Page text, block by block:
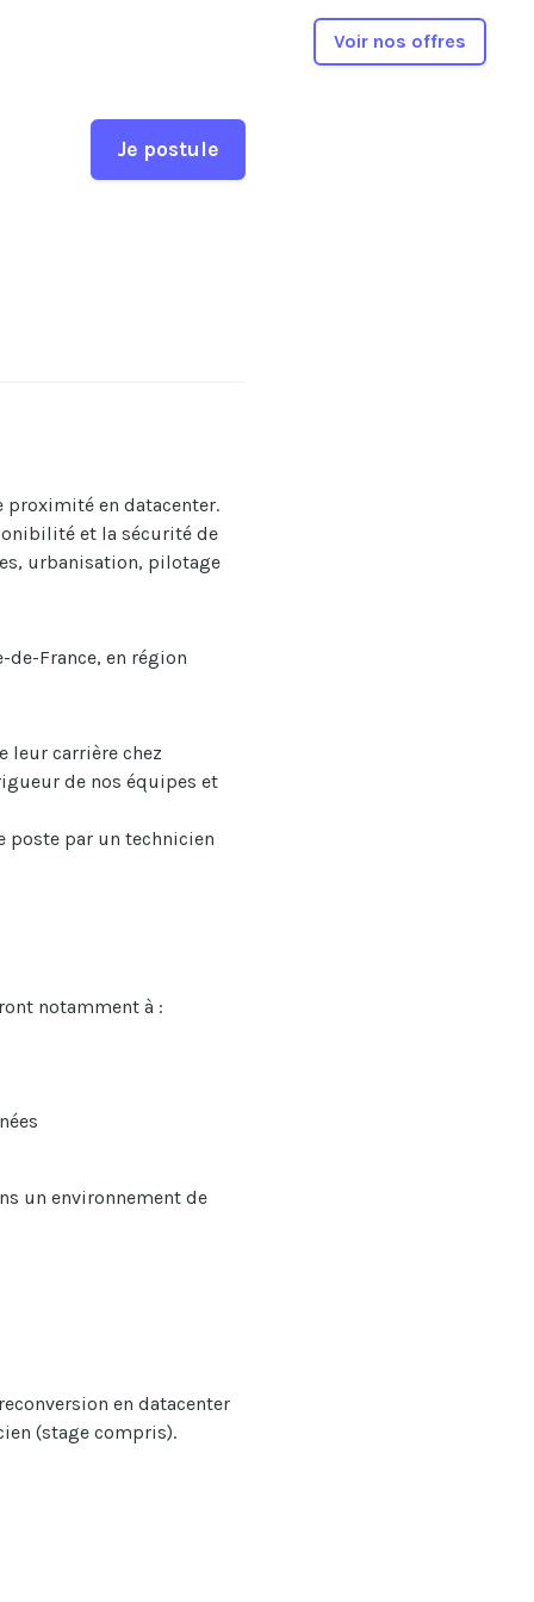
Voir nos offres
Je postule
proximité en datacenter.
et la sécurité de
urbanisation, pilotage
France, en région
leur carrière chez
de nos équipes et
poste par un technicien
notamment à :
un environnement de
en datacenter
(stage compris).